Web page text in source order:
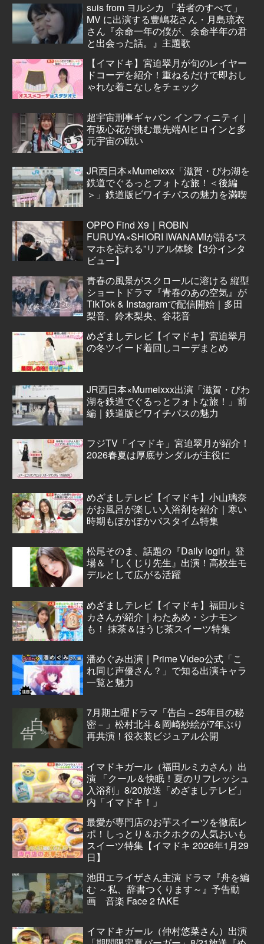
suis from ヨルシカ 「若者のすべて」
MV に出演する豊嶋花さん・月島琉衣
さん『余命一年の僕が、余命半年の君
と出会った話。』主題歌
【イマドキ】宮迫翠月が旬のレイヤー
ドコーデを紹介！重ねるだけで即おし
ゃれな着こなしをチェック
超宇宙刑事ギャバン インフィニティ｜
有坂心花が挑む最先端AIヒロインと多
元宇宙の戦い
JR西日本×Mumeixxx「滋賀・びわ湖を
鉄道でぐるっとフォトな旅！＜後編
＞」鉄道版ビワイチパスの魅力を満喫
OPPO Find X9｜ROBIN
FURUYA×SHIORI IWANAMIが語る“ス
マホを忘れる”リアル体験【3分インタ
ビュー】
青春の風景がスクロールに溶ける 縦型
ショートドラマ『青春のあの空気』が
TikTok & Instagramで配信開始｜多田
梨音、鈴木梨央、谷花音
めざましテレビ【イマドキ】宮迫翠月
の冬ツイード着回しコーデまとめ
JR西日本×Mumeixxx出演「滋賀・びわ
湖を鉄道でぐるっとフォトな旅！」前
編｜鉄道版ビワイチパスの魅力
フジTV「イマドキ」宮迫翠月が紹介！
2026春夏は厚底サンダルが主役に
めざましテレビ【イマドキ】小山璃奈
がお風呂が楽しい入浴剤を紹介｜寒い
時期もぽかぽかバスタイム特集
松尾そのま、話題の『Daily logirl』登
場＆『しくじり先生』出演！高校生モ
デルとして広がる活躍
めざましテレビ【イマドキ】福田ルミ
カさんが紹介｜わたあめ・シナモン
も！ 抹茶＆ほうじ茶スイーツ特集
潘めぐみ出演｜Prime Video公式「こ
れ同じ声優さん？」で知る出演キャラ
一覧と魅力
7月期土曜ドラマ「告白－25年目の秘
密－」松村北斗＆岡崎紗絵が7年ぶり
再共演！役衣装ビジュアル公開
イマドキガール（福田ルミカさん）出
演 「クール＆快眠！夏のリフレッシュ
入浴剤」8/20放送「めざましテレビ」
内「イマドキ！」
最愛が専門店のお芋スイーツを徹底レ
ポ！しっとり＆ホクホクの人気おいも
スイーツ特集【イマドキ 2026年1月29
日】
池田エライザさん主演 ドラマ『舟を編
む ～私、辞書つくります～』予告動
画 音楽 Face 2 fAKE
イマドキガール（仲村悠菜さん）出演